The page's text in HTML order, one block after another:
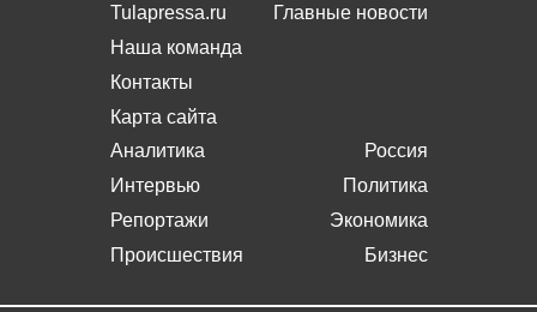
Tulapressa.ru
Наша команда
Контакты
Карта сайта
Главные новости
Аналитика
Интервью
Репортажи
Происшествия
Россия
Политика
Экономика
Бизнес